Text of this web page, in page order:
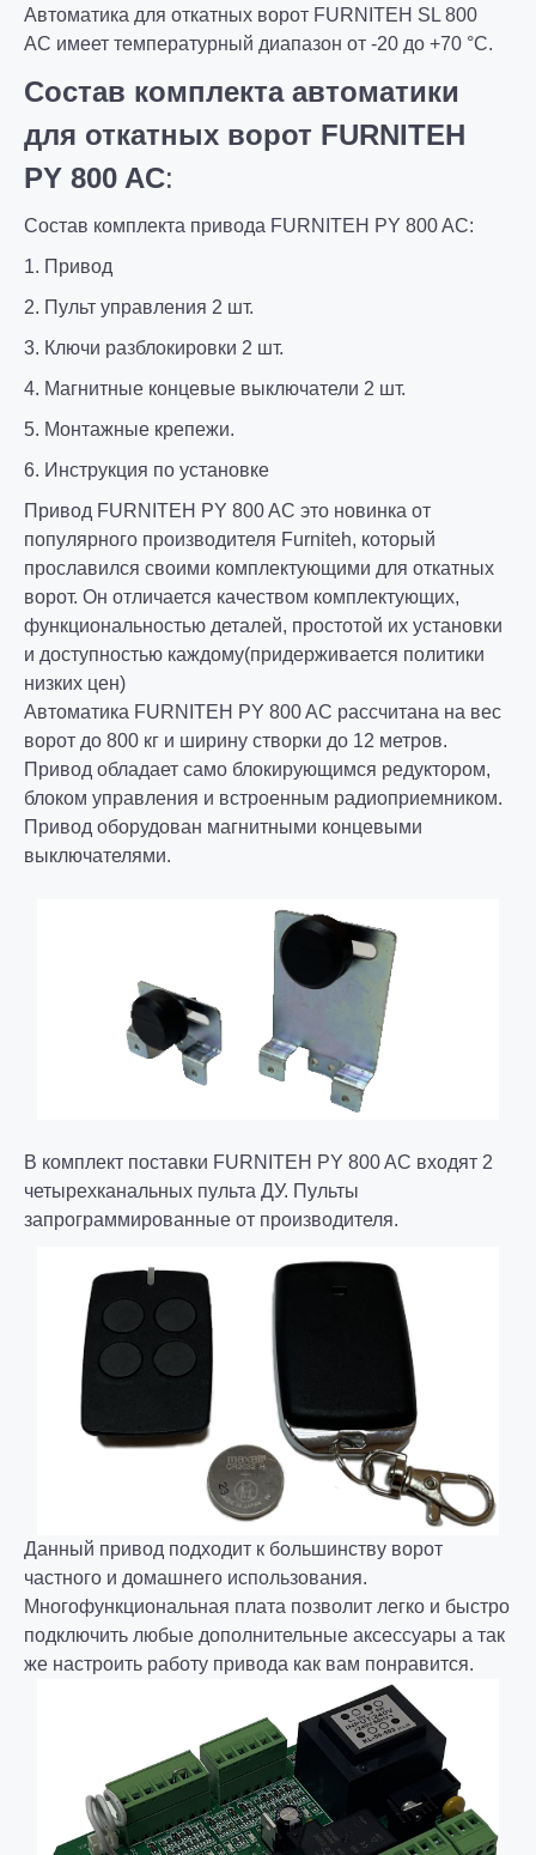
Автоматика для откатных ворот FURNITEH SL 800
AC имеет температурный диапазон от -20 до +70 °C.
Состав комплекта автоматики
для откатных ворот FURNITEH
PY 800 AC:
Состав комплекта привода FURNITEH PY 800 AC:
1. Привод
2. Пульт управления 2 шт.
3. Ключи разблокировки 2 шт.
4. Магнитные концевые выключатели 2 шт.
5. Монтажные крепежи.
6. Инструкция по установке
Привод FURNITEH PY 800 AC это новинка от
популярного производителя Furniteh, который
прославился своими комплектующими для откатных
ворот. Он отличается качеством комплектующих,
функциональностью деталей, простотой их установки
и доступностью каждому(придерживается политики
низких цен)
Автоматика FURNITEH PY 800 AC рассчитана на вес
ворот до 800 кг и ширину створки до 12 метров.
Привод обладает само блокирующимся редуктором,
блоком управления и встроенным радиоприемником.
Привод оборудован магнитными концевыми
выключателями.
В комплект поставки FURNITEH PY 800 AC входят 2
четырехканальных пульта ДУ. Пульты
запрограммированные от производителя.
Данный привод подходит к большинству ворот
частного и домашнего использования.
Многофункциональная плата позволит легко и быстро
подключить любые дополнительные аксессуары а так
же настроить работу привода как вам понравится.